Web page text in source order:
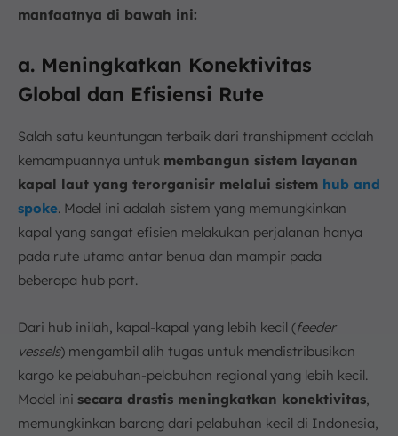
manfaatnya di bawah ini:
a. Meningkatkan Konektivitas
Global dan Efisiensi Rute
Salah satu keuntungan terbaik dari transhipment adalah
kemampuannya untuk membangun sistem layanan
kapal laut yang terorganisir melalui sistem hub and
spoke. Model ini adalah sistem yang memungkinkan
kapal yang sangat efisien melakukan perjalanan hanya
pada rute utama antar benua dan mampir pada
beberapa hub port.
Dari hub inilah, kapal-kapal yang lebih kecil (feeder
vessels) mengambil alih tugas untuk mendistribusikan
kargo ke pelabuhan-pelabuhan regional yang lebih kecil.
Model ini secara drastis meningkatkan konektivitas
memungkinkan barang dari pelabuhan kecil di Indonesia,